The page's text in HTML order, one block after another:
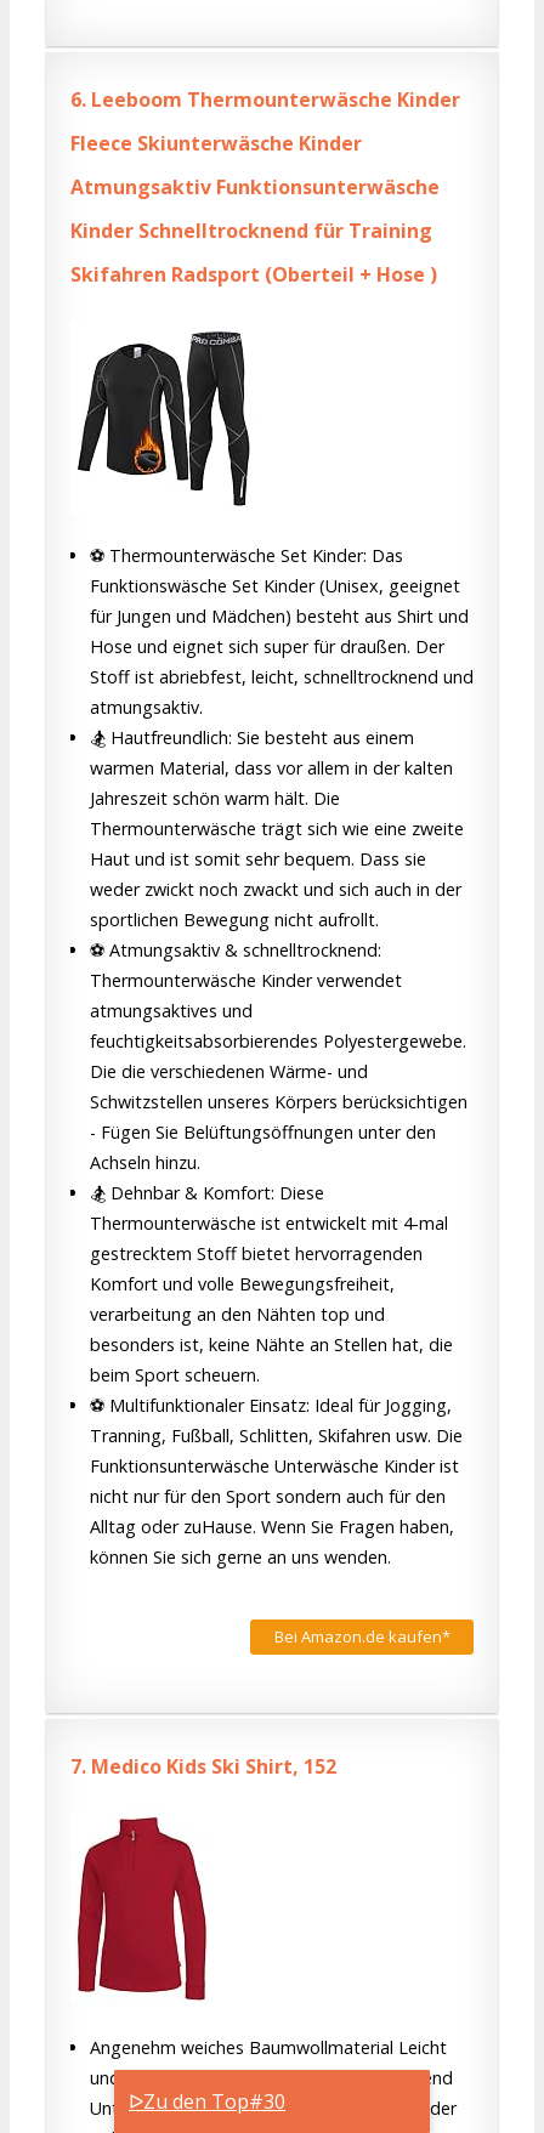
ᐅZu den Top#30
6. Leeboom Thermounterwäsche Kinder
Fleece Skiunterwäsche Kinder
Atmungsaktiv Funktionsunterwäsche
Kinder Schnelltrocknend für Training
Skifahren Radsport (Oberteil + Hose )
⚽ Thermounterwäsche Set Kinder: Das
Funktionswäsche Set Kinder (Unisex, geeignet
für Jungen und Mädchen) besteht aus Shirt und
Hose und eignet sich super für draußen. Der
Stoff ist abriebfest, leicht, schnelltrocknend und
atmungsaktiv.
🏂 Hautfreundlich: Sie besteht aus einem
warmen Material, dass vor allem in der kalten
Jahreszeit schön warm hält. Die
Thermounterwäsche trägt sich wie eine zweite
Haut und ist somit sehr bequem. Dass sie
weder zwickt noch zwackt und sich auch in der
sportlichen Bewegung nicht aufrollt.
⚽ Atmungsaktiv & schnelltrocknend:
Thermounterwäsche Kinder verwendet
atmungsaktives und
feuchtigkeitsabsorbierendes Polyestergewebe.
Die die verschiedenen Wärme- und
Schwitzstellen unseres Körpers berücksichtigen
- Fügen Sie Belüftungsöffnungen unter den
Achseln hinzu.
🏂 Dehnbar & Komfort: Diese
Thermounterwäsche ist entwickelt mit 4-mal
gestrecktem Stoff bietet hervorragenden
Komfort und volle Bewegungsfreiheit,
verarbeitung an den Nähten top und
besonders ist, keine Nähte an Stellen hat, die
beim Sport scheuern.
⚽ Multifunktionaler Einsatz: Ideal für Jogging,
Tranning, Fußball, Schlitten, Skifahren usw. Die
Funktionsunterwäsche Unterwäsche Kinder ist
nicht nur für den Sport sondern auch für den
Alltag oder zuHause. Wenn Sie Fragen haben,
können Sie sich gerne an uns wenden.
Bei Amazon.de kaufen*
7. Medico Kids Ski Shirt, 152
Angenehm weiches Baumwollmaterial Leicht
und pflegeleicht Feuchtigkeit transportierend
Unterlegter Reißverschluss Hoch schließender